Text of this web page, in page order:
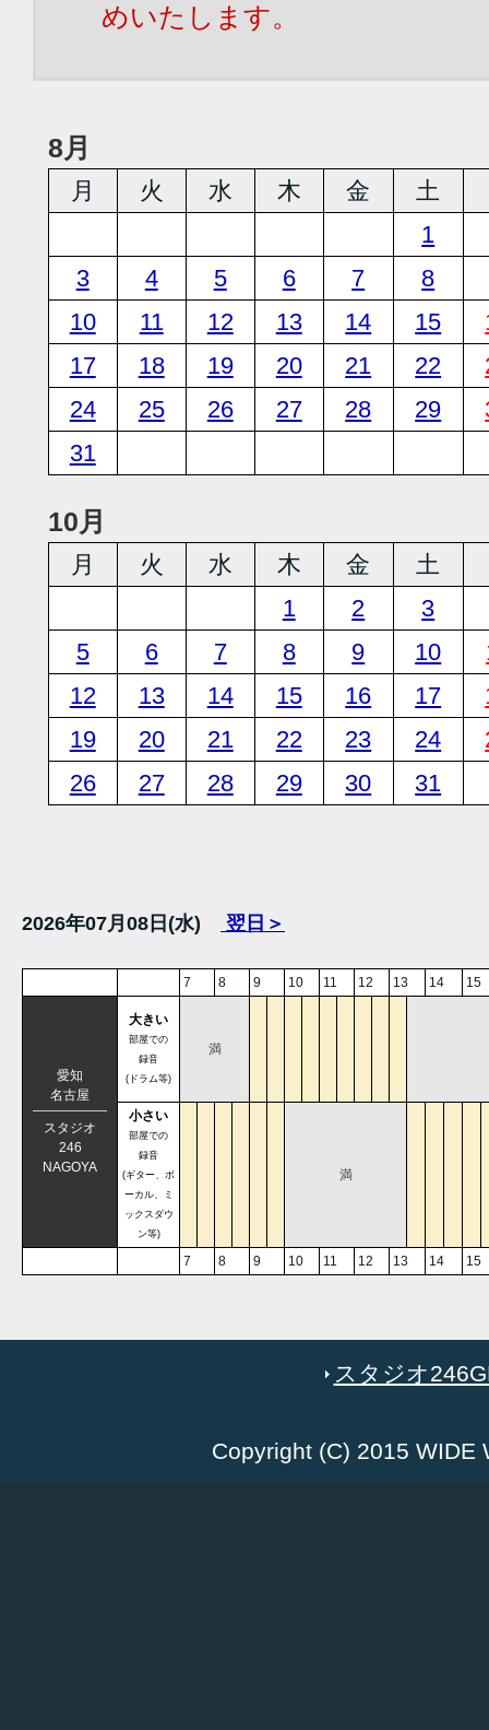
めいたします。
8月
月 火 水 木 金 土
1
3
4 5 6 7
8
10
11 12 13 14 15
17
18 19 20 21 22
24
25 26 27 28 29
31
10月
月 火 水 木 金 土
1
2
3
5
6 7 8 9 10
12
13 14 15 16 17
19
20 21 22 23 24
26
27 28 29 30 31
2026年07月08日(水) 翌日＞
7 8 9 10 11 12 13 14 15
愛知
名古屋
スタジオ
246
NAGOYA
大きい
部屋での
録音
(ドラム等)
満
小さい
部屋での
録音
(ギター、ボ
ーカル、ミ
ックスダウ
ン等)
満
7 8 9 10 11 12 13 14 15
スタジオ
Copyright (C) 2015 WIDE